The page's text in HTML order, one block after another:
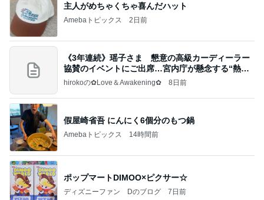
主人がめちゃくちゃ喜んだハット
Amebaトピックス 2日前
《3年連続》瑶子さま 懇意の高級カーディーラー
協賛のイベントにご出席…宮内庁が懸念する“熱心
すぎ
hirokoの✿Love＆Awakening✿ 8日前
假屋崎省吾 にんにく6個分のもつ鍋
Amebaトピックス 14時間前
ポップマートDIMOO×ピクサー☆
ディズニーファン Dのブログ 7日前